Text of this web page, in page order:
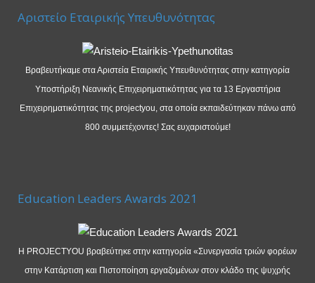
Αριστείο Εταιρικής Υπευθυνότητας
Βραβευτήκαμε στα Αριστεία Εταιρικής Υπευθυνότητας στην κατηγορία
Υποστήριξη Νεανικής Επιχειρηματικότητας για τα 13 Εργαστήρια
Επιχειρηματικότητας της projectyou, στα οποία εκπαιδεύτηκαν πάνω από
800 συμμετέχοντες! Σας ευχαριστούμε!
Education Leaders Awards 2021
Η PROJECTYOU βραβεύτηκε στην κατηγορία «Συνεργασία τριών φορέων
στην Κατάρτιση και Πιστοποίηση εργαζομένων στον κλάδο της ψυχρής